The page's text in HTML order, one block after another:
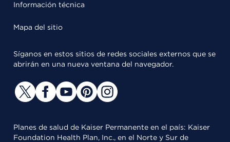
Información técnica
Mapa del sitio
Síganos en estos sitios de redes sociales externos que se
abrirán en una nueva ventana del navegador.
Planes de salud de Kaiser Permanente en el país: Kaiser
Foundation Health Plan, Inc., en el Norte y Sur de